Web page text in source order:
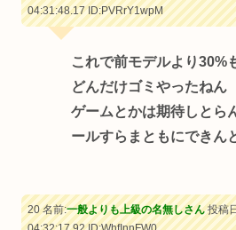
04:31:48.17ID:PVRrY1wpM
これで前モデルより30%
どんだけゴミやったねん
ゲームとかは期待しとら
ールすらまともにできん
20 名前:一般よりも上級の名無しさん投稿